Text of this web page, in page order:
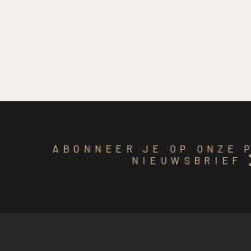
ABONNEER JE OP ONZE
NIEUWSBRIEF